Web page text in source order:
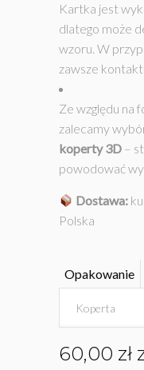
Kartka jest
dlatego może
wzoru. W
zawsze
Ze względu na
zalecamy
koperty 3D –
powodować
Dostawa:
Polska
Opakowanie
Koperta
60,00 zł